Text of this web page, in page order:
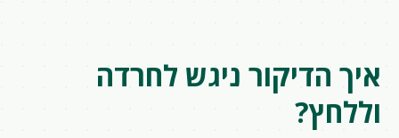
איך הדיקור ניגש לחרדה
וללחץ?